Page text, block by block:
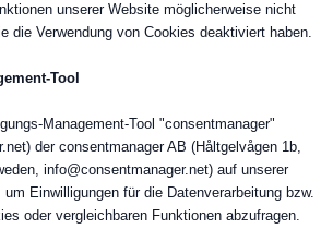
unserer Website möglicherweise nicht
die Verwendung von Cookies deaktiviert haben.
Tool
Management-Tool "consentmanager"
der consentmanager AB (Håltgelvågen 1b,
info@consentmanager.net) auf unserer
Einwilligungen für die Datenverarbeitung bzw.
oder vergleichbaren Funktionen abzufragen.